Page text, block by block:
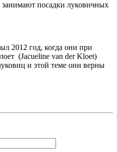
занимают посадки луковичных
2012 год, когда они при
(Jacueline van der Kloet)
и этой теме они верны